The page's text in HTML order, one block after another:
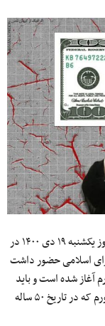
ابراهیم رئیسی رئیس دولت سیزدهم جمهوری اسلامی روز یکشنبه ۱۹ دی ۱۴۰۰ در
بودجه ۱۴۰۱ در مجلس شورای اسلامی حضور داشت
آغاز شده است و باید
خداوند را شاکر باشیم که اقدامات و پیگیری‌های سیر تورم که در تاریخ ۵۰ ساله